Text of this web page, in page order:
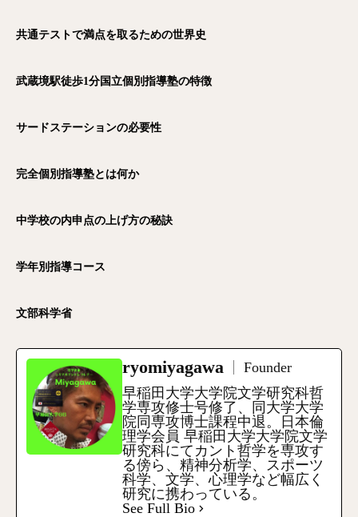
共通テストで満点を取るための世界史
武蔵境駅徒歩1分国立個別指導塾の特徴
サードステーションの必要性
完全個別指導塾とは何か
中学校の内申点の上げ方の秘訣
学年別指導コース
文部科学省
ryomiyagawa
Founder
早稲田大学大学院文学研究科哲
学専攻修士号修了、同大学大学
院同専攻博士課程中退。日本倫
理学会員 早稲田大学大学院文学
研究科にてカント哲学を専攻す
る傍ら、精神分析学、スポーツ
科学、文学、心理学など幅広く
研究に携わっている。
See Full Bio